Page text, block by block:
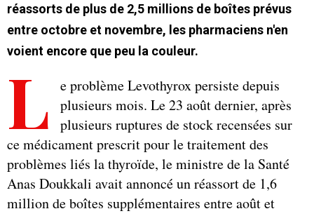
réassorts de plus de 2,5 millions de boîtes prévus
entre octobre et novembre, les pharmaciens n'en
voient encore que peu la couleur.
L
e problème Levothyrox persiste depuis
plusieurs mois. Le 23 août dernier, après
plusieurs ruptures de stock recensées sur
ce médicament prescrit pour le traitement des
problèmes liés la thyroïde, le ministre de la Santé
Anas Doukkali avait annoncé un réassort de 1,6
million de boîtes supplémentaires entre août et